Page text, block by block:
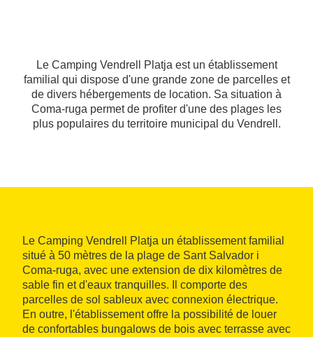
Le Camping Vendrell Platja est un établissement
familial qui dispose d'une grande zone de parcelles et
de divers hébergements de location. Sa situation à
Coma-ruga permet de profiter d'une des plages les
plus populaires du territoire municipal du Vendrell.
Le Camping Vendrell Platja un établissement familial
situé à 50 mètres de la plage de Sant Salvador i
Coma-ruga, avec une extension de dix kilomètres de
sable fin et d'eaux tranquilles. Il comporte des
parcelles de sol sableux avec connexion électrique.
En outre, l'établissement offre la possibilité de louer
de confortables bungalows de bois avec terrasse avec